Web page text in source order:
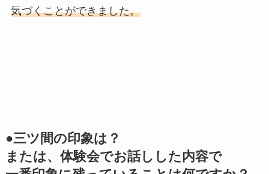
気づくことができました。
●三ツ間の印象は？
または、体験会でお話しした内容で